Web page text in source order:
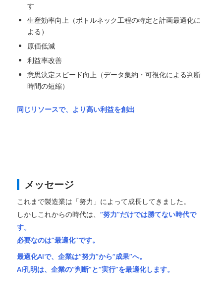
す
生産効率向上（ボトルネック工程の特定と計画最適化に
よる）
原価低減
利益率改善
意思決定スピード向上（データ集約・可視化による判断
時間の短縮）
同じリソースで、より高い利益を創出
メッセージ
これまで製造業は「努力」によって成長してきました。
しかしこれからの時代は、 “努力”だけでは勝てない時代で
す。
必要なのは“最適化”です。
最適化AIで、企業は“努力”から“成果”へ。
AI孔明は、企業の“判断”と“実行”を最適化します。